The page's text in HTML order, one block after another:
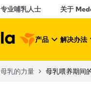
专业哺乳人士 关于
产品 解决办法
母乳的力量 母乳喂养期间